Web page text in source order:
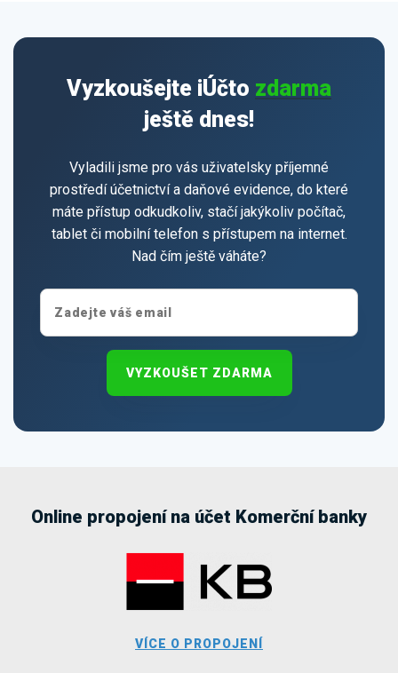
Vyzkoušejte iÚčto zdarma
ještě dnes!
Vyladili jsme pro vás uživatelsky příjemné
prostředí účetnictví a daňové evidence, do které
máte přístup odkudkoliv, stačí jakýkoliv počítač,
tablet či mobilní telefon s přístupem na internet.
Nad čím ještě váháte?
VYZKOUŠET ZDARMA
Online propojení na účet Komerční banky
VÍCE O PROPOJENÍ